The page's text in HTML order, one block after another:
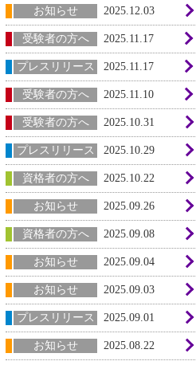
お知らせ 2025.12.03
受験者の方へ 2025.11.17
プレスリリース 2025.11.17
受験者の方へ 2025.11.10
受験者の方へ 2025.10.31
プレスリリース 2025.10.29
資格者の方へ 2025.10.22
お知らせ 2025.09.26
資格者の方へ 2025.09.08
お知らせ 2025.09.04
お知らせ 2025.09.03
プレスリリース 2025.09.01
お知らせ 2025.08.22